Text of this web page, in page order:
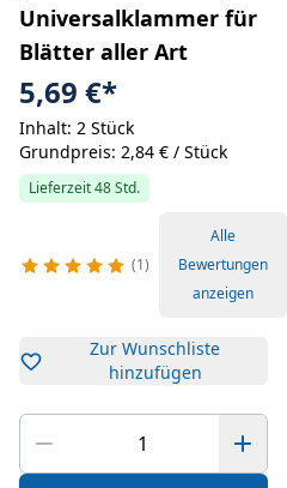
Universalklammer für
Blätter aller Art
5,69 €*
Inhalt: 2 Stück
Grundpreis: 2,84 € / Stück
Lieferzeit 48 Std.
1
Alle
Bewertungen
anzeigen
Zur Wunschliste
hinzufügen